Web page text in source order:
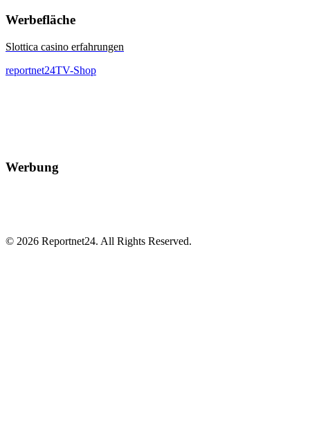
Werbefläche
Slottica casino erfahrungen
reportnet24TV-Shop
Werbung
© 2026 Reportnet24. All Rights Reserved.